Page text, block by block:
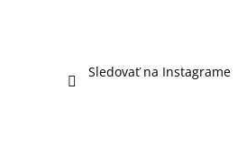
Sledovať na Instagrame